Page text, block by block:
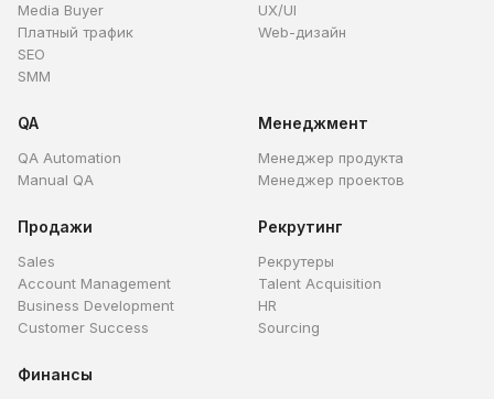
Media Buyer
Платный трафик
SEO
SMM
UX/UI
Web-дизайн
QA
QA Automation
Manual QA
Менеджмент
Менеджер продукта
Менеджер проектов
Продажи
Sales
Account Management
Business Development
Customer Success
Рекрутинг
Рекрутеры
Talent Acquisition
HR
Sourcing
Финансы